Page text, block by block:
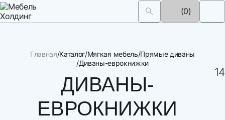
(0)
Главная Каталог Мягкая мебель Прямые диваны
Диваны-еврокнижки
ДИВАНЫ-
ЕВРОКНИЖКИ
14
27